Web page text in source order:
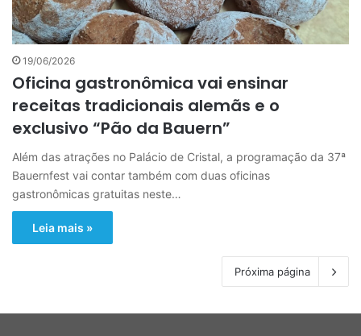
19/06/2026
Oficina gastronômica vai ensinar
receitas tradicionais alemãs e o
exclusivo “Pão da Bauern”
Além das atrações no Palácio de Cristal, a programação da 37ª
Bauernfest vai contar também com duas oficinas
gastronômicas gratuitas neste…
Leia mais »
Próxima página